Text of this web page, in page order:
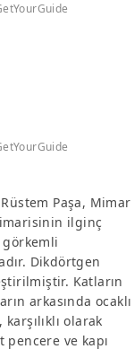
Paşa, Mimar
ilginç
Dikdörtgen
Katların
arkasında ocaklı
olarak
pencere ve kapı